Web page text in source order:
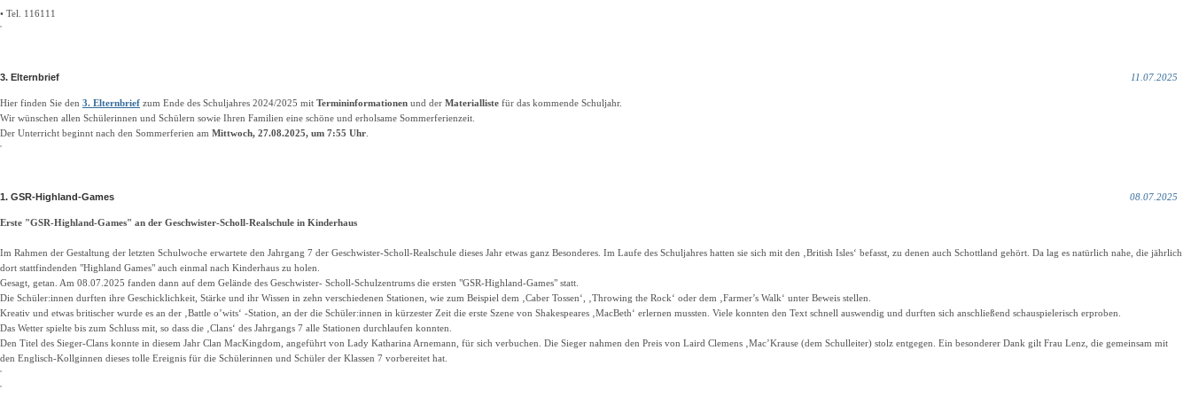
• Tel. 116111
3. Elternbrief 11.07.2025
Hier finden Sie den 3. Elternbrief zum Ende des Schuljahres 2024/2025 mit Termininformationen und der Materialliste für das kommende Schuljahr.
Wir wünschen allen Schülerinnen und Schülern sowie Ihren Familien eine schöne und erholsame Sommerferienzeit.
Der Unterricht beginnt nach den Sommerferien am Mittwoch, 27.08.2025, um 7:55 Uhr
1. GSR-Highland-Games 08.07.2025
Erste "GSR-Highland-Games" an der Geschwister-Scholl-Realschule in Kinderhaus
Im Rahmen der Gestaltung der letzten Schulwoche erwartete den Jahrgang 7 der Geschwister-Scholl-Realschule dieses Jahr etwas ganz Besonderes. Im Laufe des Schuljahres hatten sie sich mit den ‚British Isles‘ befasst, zu denen auch Schottland gehört. Da lag es natürlich nahe, die jährlich
dort stattfindenden "Highland Games" auch einmal nach Kinderhaus zu holen.
Gesagt, getan. Am 08.07.2025 fanden dann auf dem Gelände des Geschwister- Scholl-Schulzentrums die ersten "GSR-Highland-Games" statt.
Die Schüler:innen durften ihre Geschicklichkeit, Stärke und ihr Wissen in zehn verschiedenen Stationen, wie zum Beispiel dem ‚Caber Tossen‘, ‚Throwing the Rock‘ oder dem ‚Farmer’s Walk‘ unter Beweis stellen.
Kreativ und etwas britischer wurde es an der ‚Battle o’wits‘ -Station, an der die Schüler:innen in kürzester Zeit die erste Szene von Shakespeares ‚MacBeth‘ erlernen mussten. Viele konnten den Text schnell auswendig und durften sich anschließend schauspielerisch erproben.
Das Wetter spielte bis zum Schluss mit, so dass die ‚Clans‘ des Jahrgangs 7 alle Stationen durchlaufen konnten.
Den Titel des Sieger-Clans konnte in diesem Jahr Clan MacKingdom, angeführt von Lady Katharina Arnemann, für sich verbuchen. Die Sieger nahmen den Preis von Laird Clemens ‚Mac’Krause (dem Schulleiter) stolz entgegen. Ein besonderer Dank gilt Frau Lenz, die gemeinsam mit
den Englisch-Kollginnen dieses tolle Ereignis für die Schülerinnen und Schüler der Klassen 7 vorbereitet hat.